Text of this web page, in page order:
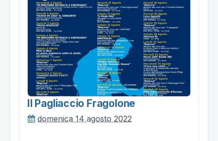
Il Pagliaccio Fragolone
domenica 14 agosto 2022